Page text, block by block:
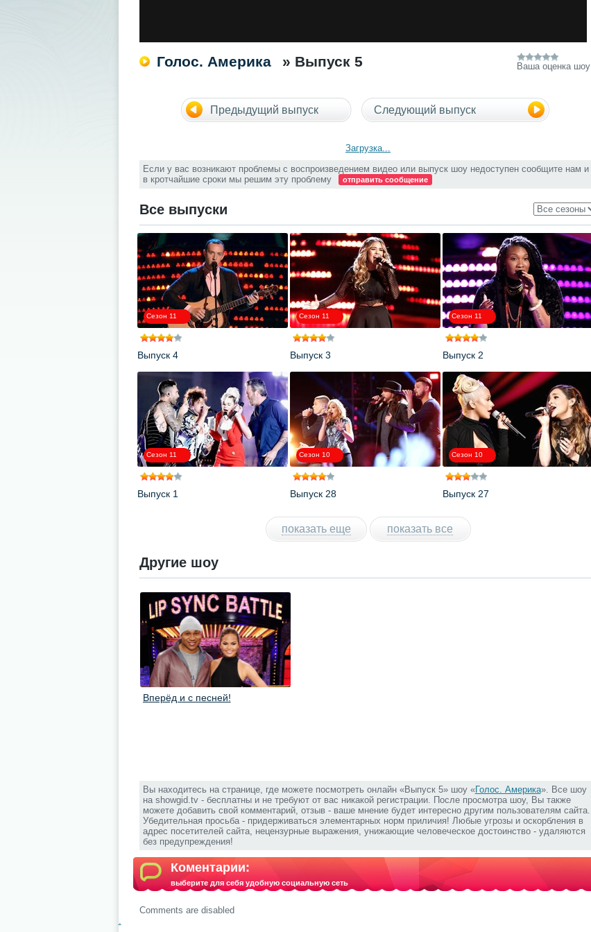
Голос. Америка » Выпуск 5 Ваша оценка шоу
Предыдущий выпуск Следующий выпуск
Загрузка...
Если у вас возникают проблемы с воспроизведением видео или выпуск шоу недоступен сообщите нам и
в кротчайшие сроки мы решим эту проблему
отправить сообщение
Все выпуски
Сезон 11
Выпуск 4
Сезон 11
Выпуск 3
Сезон 11
Выпуск 2
Сезон 11
Выпуск 1
Сезон 10
Выпуск 28
Сезон 10
Выпуск 27
показать еще показать все
Другие шоу
Вперёд и с песней!
Вы находитесь на странице, где можете посмотреть онлайн «Выпуск 5» шоу «Голос. Америка». Все шоу
на showgid.tv - бесплатны и не требуют от вас никакой регистрации. После просмотра шоу, Вы также
можете добавить свой комментарий, отзыв - ваше мнение будет интересно другим пользователям сайта.
Убедительная просьба - придерживаться элементарных норм приличия! Любые угрозы и оскорбления в
адрес посетителей сайта, нецензурные выражения, унижающие человеческое достоинство - удаляются
без предупреждения!
Коментарии:
выберите для себя удобную социальную сеть
Comments are disabled
.